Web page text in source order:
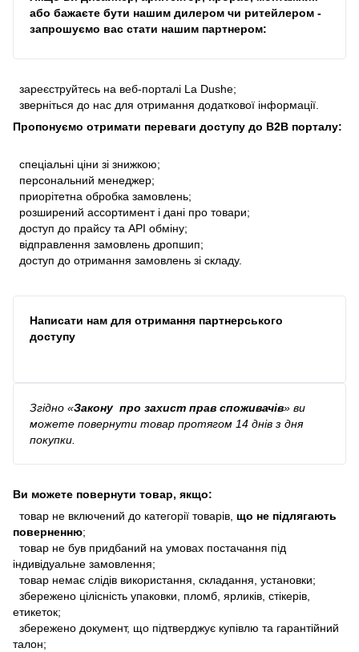
або бажаєте бути нашим дилером чи ритейлером -
запрошуємо вас стати нашим партнером:
зареєструйтесь на веб-порталі La Dushe;
зверніться до нас для отримання додаткової інформації.
Пропонуємо отримати переваги доступу до В2В порталу:
спеціальні ціни зі знижкою;
персональний менеджер;
приорітетна обробка замовлень;
розширений ассортимент і дані про товари;
доступ до прайсу та API обміну;
відправлення замовлень дропшип;
доступ до отримання замовлень зі складу.
Написати нам для отримання партнерського
доступу
Згідно «Закону про захист прав споживачів» ви
можете повернути товар протягом 14 днів з дня
покупки.
Ви можете повернути товар, якщо:
товар не включений до категорії товарів, що не підлягають
поверненню;
товар не був придбаний на умовах постачання під
індивідуальне замовлення;
товар немає слідів використання, складання, установки;
збережено цілісність упаковки, пломб, ярликів, стікерів,
етикеток;
збережено документ, що підтверджує купівлю та гарантійний
талон;